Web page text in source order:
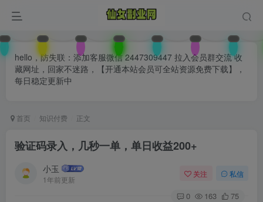
hello，防失联：添加客服微信 2447309447 拉入会员群交流 收
藏网址，回家不迷路，【开通本站会员可全站资源免费下载】，
每日稳定更新中
首页 知识付费 正文
验证码录入，几秒一单，单日收益200+
小玉
1年前更新
关注 私信
0 163 75